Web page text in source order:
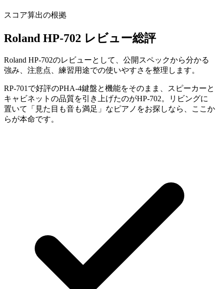
スコア算出の根拠
Roland HP-702 レビュー総評
Roland HP-702のレビューとして、公開スペックから分かる
強み、注意点、練習用途での使いやすさを整理します。
RP-701で好評のPHA-4鍵盤と機能をそのまま、スピーカーと
キャビネットの品質を引き上げたのがHP-702。リビングに
置いて「見た目も音も満足」なピアノをお探しなら、ここか
らが本命です。